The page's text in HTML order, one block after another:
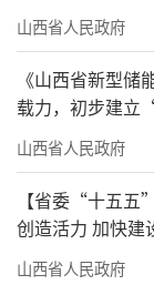
山西省人民政府
《山西省新型
载力，初步建立
山西省人民政府
【省委“十五五
创造活力 加快建
山西省人民政府